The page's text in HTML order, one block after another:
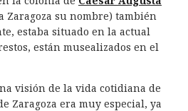
Zaragoza su nombre) también
estaba situado en la actual
están musealizados en el
visión de la vida cotidiana de
Zaragoza era muy especial, ya